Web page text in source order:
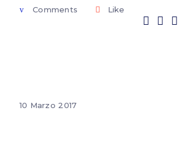
Comments Like
10 Marzo 2017